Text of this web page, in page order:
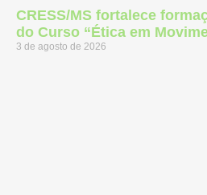
CRESS/MS fortalece
do Curso “Ética em
3 de agosto de 2026